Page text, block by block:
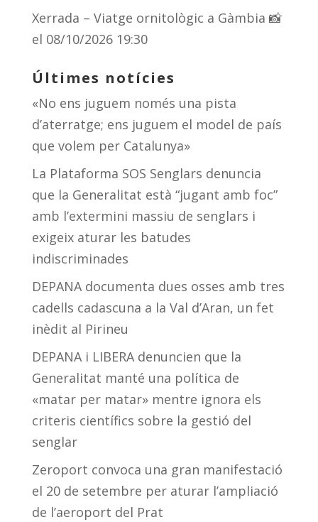
Xerrada – Viatge ornitològic a Gàmbia 📸
el 08/10/2026 19:30
Últimes notícies
«No ens juguem només una pista
d’aterratge; ens juguem el model de país
que volem per Catalunya»
La Plataforma SOS Senglars denuncia
que la Generalitat està “jugant amb foc”
amb l’extermini massiu de senglars i
exigeix aturar les batudes
indiscriminades
DEPANA documenta dues osses amb tres
cadells cadascuna a la Val d’Aran, un fet
inèdit al Pirineu
DEPANA i LIBERA denuncien que la
Generalitat manté una política de
«matar per matar» mentre ignora els
criteris científics sobre la gestió del
senglar
Zeroport convoca una gran manifestació
el 20 de setembre per aturar l’ampliació
de l’aeroport del Prat